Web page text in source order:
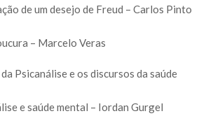
de um desejo de Freud – Carlos Pinto
– Marcelo Veras
Psicanálise e os discursos da saúde
e saúde mental – Iordan Gurgel